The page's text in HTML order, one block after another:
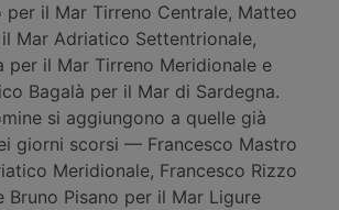
per il Mar Tirreno Centrale, Matteo
Mar Adriatico Settentrionale,
per il Mar Tirreno Meridionale e
Bagalà per il Mar di Sardegna.
si aggiungono a quelle già
giorni scorsi — Francesco Mastro
Meridionale, Francesco Rizzo
Bruno Pisano per il Mar Ligure